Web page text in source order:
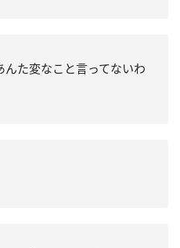
た変なこと言ってないわ